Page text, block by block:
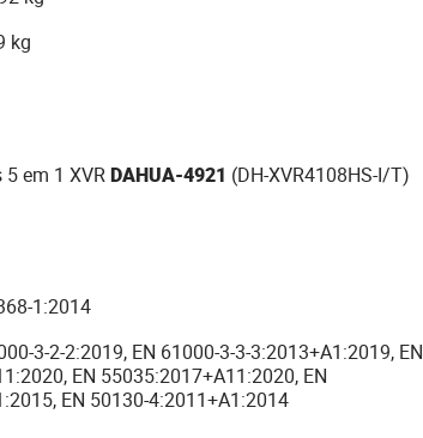
kg
em 1 XVRDAHUA-4921 (DH-XVR4108HS-I/T)
1:2014
3-2-2:2019, EN 61000-3-3-3:2013+A1:2019, EN
EN 55035:2017+A11:2020, EN
EN 50130-4:2011+A1:2014